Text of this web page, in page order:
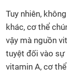
Tuy nhiên,
khác, cơ thể
vậy mà nguồn
tuyệt đối vào sự
vitamin A, cơ